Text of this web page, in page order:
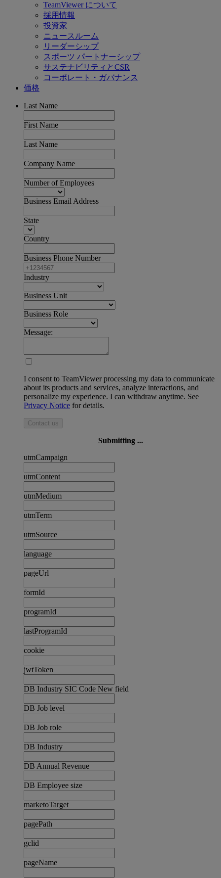
TeamViewer について
採用情報
投資家
ニュースルーム
リーダーシップ
スポーツ パートナーシップ
サステナビリティとCSR
コーポレート・ガバナンス
価格
Last Name
First Name
Last Name
Company Name
Number of Employees
Business Email Address
State
Country
Business Phone Number
Industry
Business Unit
Business Role
Message:
I consent to TeamViewer processing my data to communicate
about its products and services, analyze interactions, and
personalize my experience. I can withdraw anytime. See
Privacy Notice for details.
Contact us
Submitting ...
utmCampaign
utmContent
utmMedium
utmTerm
utmSource
language
pageUrl
formId
programId
lastProgramId
cookie
jwtToken
DB Industry SIC Code New field
DB Job level
DB Job role
DB Industry
DB Annual Revenue
DB Employee size
marketoTarget
pagePath
gclid
pageName